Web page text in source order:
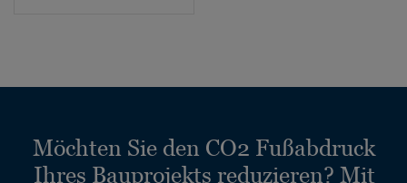
Möchten Sie den CO2 Fußabdruck
Ihres Bauprojekts reduzieren? Mit